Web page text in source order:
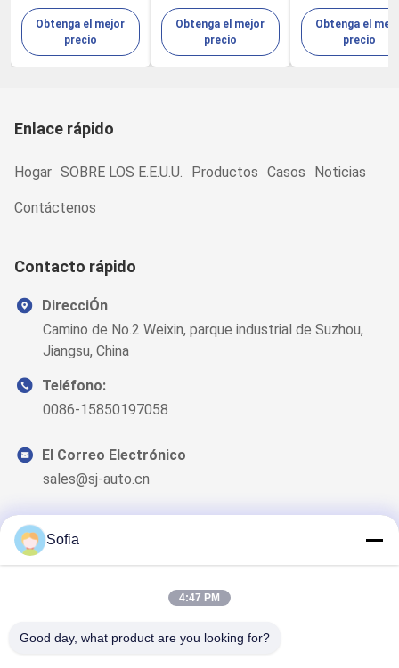
Sampler FKC-IB
100L/Min
Obtenga el mejor
precio
instrumento
microbiano del
laboratorio
Obtenga el mejor
precio
Cleanroom
Microbial del
regulador
Obtenga el
precio
Enlace rápido
Hogar SOBRE LOS E.E.U.U. Productos Casos Noticias
Contáctenos
Contacto rápido
DirecciÓn
Camino de No.2 Weixin, parque industrial de Suzhou,
Jiangsu, China
Teléfono:
0086-15850197058
El Correo Electrónico
sales@sj-auto.cn
Sofia
4:47 PM
Good day, what product are you looking for?